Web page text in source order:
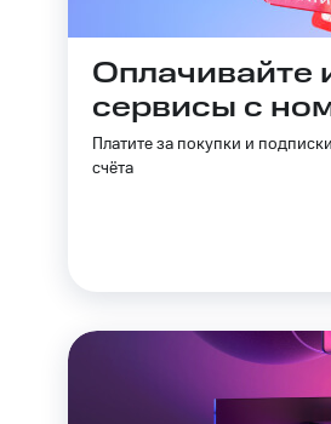
Оплачивайте
сервисы с
Платите за покупки и
счёта